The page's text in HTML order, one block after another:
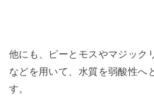
他にも、ピーとモスやマジック
などを用いて、水質を弱酸性へ
す。